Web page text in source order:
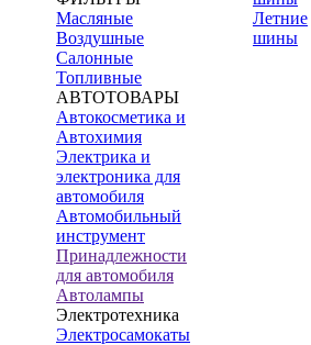
Масляные
Воздушные
Салонные
Топливные
АВТОТОВАРЫ
Автокосметика и
Автохимия
Электрика и
электроника для
автомобиля
Автомобильный
инструмент
Принадлежности
для автомобиля
Автолампы
Электротехника
Электросамокаты
Летние
шины